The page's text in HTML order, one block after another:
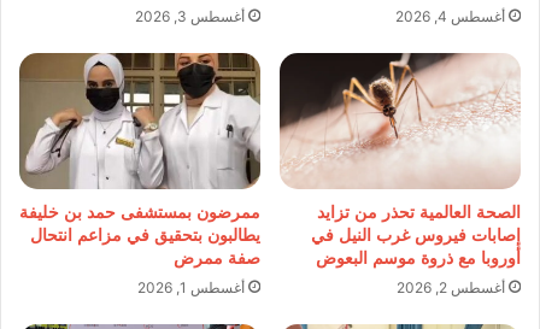
أغسطس 4, 2026 أغسطس 3, 2026
الصحة العالمية تحذر من تزايد
إصابات فيروس غرب النيل في
أوروبا مع ذروة موسم البعوض
أغسطس 2, 2026
ممرضون بمستشفى حمد بن خليفة
يطالبون بتحقيق في مزاعم انتحال
صفة ممرض
أغسطس 1, 2026